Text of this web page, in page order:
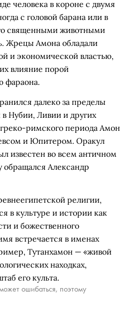
человека в короне с двумя
с головой барана или в
священными животными
Жрецы Амона обладали
и экономической властью,
влияние порой
фараона.
далеко за пределы
Нубии, Ливии и других
римского периода Амон
и Юпитером. Оракул
известен во всем античном
Александр
религии,
в культуре и истории как
и божественного
встречается в именах
Тутанхамон — «живой
находках,
его культа.
ошибаться, поэтому